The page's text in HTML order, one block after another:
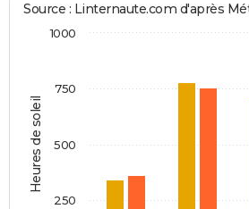
Heures de soleil
Source : Linternaute.com d'après
1000
250
500
750